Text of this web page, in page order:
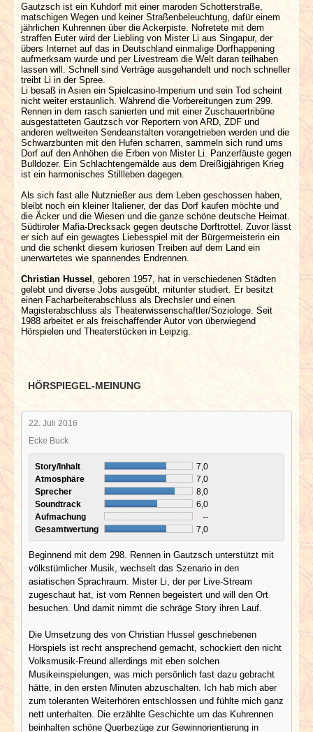
Gautzsch ist ein Kuhdorf mit einer maroden Schotterstraße,
matschigen Wegen und keiner Straßenbeleuchtung, dafür einem
jährlichen Kuhrennen über die Ackerpiste. Nofretete mit dem
straffen Euter wird der Liebling von Mister Li aus Singapur, der
übers Internet auf das in Deutschland einmalige Dorfhappening
aufmerksam wurde und per Livestream die Welt daran teilhaben
lassen will. Schnell sind Verträge ausgehandelt und noch schneller
treibt Li in der Spree.
Li besaß in Asien ein Spielcasino-Imperium und sein Tod scheint
nicht weiter erstaunlich. Während die Vorbereitungen zum 299.
Rennen in dem rasch sanierten und mit einer Zuschauertribüne
ausgestatteten Gautzsch vor Reportern von ARD, ZDF und
anderen weltweiten Sendeanstalten vorangetrieben werden und die
Schwarzbunten mit den Hufen scharren, sammeln sich rund ums
Dorf auf den Anhöhen die Erben von Mister Li. Panzerfäuste gegen
Bulldozer. Ein Schlachtengemälde aus dem Dreißigjährigen Krieg
ist ein harmonisches Stillleben dagegen.
Als sich fast alle Nutznießer aus dem Leben geschossen haben,
bleibt noch ein kleiner Italiener, der das Dorf kaufen möchte und
die Äcker und die Wiesen und die ganze schöne deutsche Heimat.
Südtiroler Mafia-Drecksack gegen deutsche Dorftrottel. Zuvor lässt
er sich auf ein gewagtes Liebesspiel mit der Bürgermeisterin ein
und die schenkt diesem kuriosen Treiben auf dem Land ein
unerwartetes wie spannendes Endrennen.
Christian Hussel
, geboren 1957, hat in verschiedenen Städten
gelebt und diverse Jobs ausgeübt, mitunter studiert. Er besitzt
einen Facharbeiterabschluss als Drechsler und einen
Magisterabschluss als Theaterwissenschaftler/Soziologe. Seit
1988 arbeitet er als freischaffender Autor von überwiegend
Hörspielen und Theaterstücken in Leipzig.
HÖRSPIEGEL-MEINUNG
22. Juli 2016
Ecke Buck
Story/Inhalt
7,0
Atmosphäre
7,0
Sprecher
8,0
Soundtrack
6,0
Aufmachung
--
Gesamtwertung
7,0
Beginnend mit dem 298. Rennen in Gautzsch unterstützt mit
völkstümlicher Musik, wechselt das Szenario in den
asiatischen Sprachraum. Mister Li, der per Live-Stream
zugeschaut hat, ist vom Rennen begeistert und will den Ort
besuchen. Und damit nimmt die schräge Story ihren Lauf.
Die Umsetzung des von Christian Hussel geschriebenen
Hörspiels ist recht ansprechend gemacht, schockiert den nicht
Volksmusik-Freund allerdings mit eben solchen
Musikeinspielungen, was mich persönlich fast dazu gebracht
hätte, in den ersten Minuten abzuschalten. Ich hab mich aber
zum toleranten Weiterhören entschlossen und fühlte mich ganz
nett unterhalten. Die erzählte Geschichte um das Kuhrennen
beinhalten schöne Querbezüge zur Gewinnorientierung in